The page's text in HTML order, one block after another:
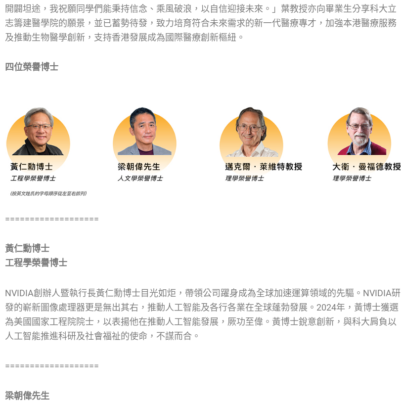
開闢坦途，我祝願同學們能秉持信念、乘風破浪，以自信迎接未來。」葉教授亦向畢業生分享科大立
志籌建醫學院的願景，並已蓄勢待發，致力培育符合未來需求的新一代醫療專才，加強本港醫療服務
及推動生物醫學創新，支持香港發展成為國際醫療創新樞紐。
四位榮譽博士
===================
黃仁勳博士
工程學榮譽博士
NVIDIA創辦人暨執行長黃仁勳博士目光如炬，帶領公司躍身成為全球加速運算領域的先驅。NVIDIA研
發的嶄新圖像處理器更是無出其右，推動人工智能及各行各業在全球蓬勃發展。2024年，黃博士獲選
為美國國家工程院院士，以表揚他在推動人工智能發展，厥功至偉。黃博士銳意創新，與科大肩負以
人工智能推進科研及社會福祉的使命，不謀而合。
===================
梁朝偉先生